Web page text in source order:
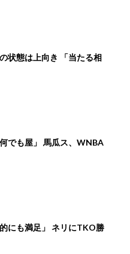
状態は上向き 「当たる相
でも屋」 馬瓜ス、WNBA
にも満足」 ネリにTKO勝